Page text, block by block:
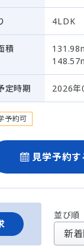
4LDK
積
定時期 2026年
予約可
見学予約す
並び順